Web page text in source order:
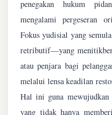
penegakan hukum
mengalami pergeseran
Fokus yudisial yang
retributif—yang
atau penjara bagi
melalui lensa keadilan
Hal ini guna mewujudkan
yang tidak hanya